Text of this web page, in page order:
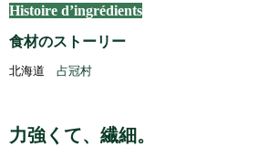
Histoire d’ingrédients
食材のストーリー
北海道 占冠村
力強くて、繊細。